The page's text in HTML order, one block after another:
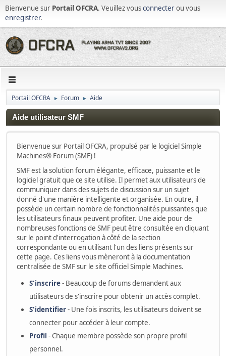
Bienvenue sur Portail OFCRA. Veuillez vousconnecterou vous
enregistrer.
Portail OFCRA ► Forum ► Aide
Aide utilisateur SMF
Bienvenue sur Portail OFCRA, propulsé par le logiciel Simple
Machines® Forum (SMF) !
SMF est la solution forum élégante, efficace, puissante et le
logiciel gratuit que ce site utilise. Il permet aux utilisateurs de
communiquer dans des sujets de discussion sur un sujet
donné d'une manière intelligente et organisée. En outre, il
possède un certain nombre de fonctionnalités puissantes que
les utilisateurs finaux peuvent profiter. Une aide pour de
nombreuses fonctions de SMF peut être consultée en cliquant
sur le point d'interrogation à côté de la section
correspondante ou en utilisant l'un des liens présents sur
cette page. Ces liens vous mèneront à la documentation
centralisée de SMF sur le site officiel Simple Machines.
S'inscrire- Beaucoup de forums demandent aux
utilisateurs de s'inscrire pour obtenir un accès complet.
S'identifier- Une fois inscrits, les utilisateurs doivent se
connecter pour accéder à leur compte.
Profil - Chaque membre possède son propre profil
personnel.